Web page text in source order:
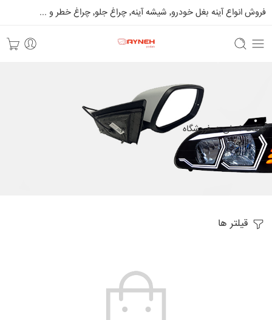
فروش انواع آینه بغل خودرو٬ شیشه آینه٬ چراغ جلو٬ چراغ خطر و ...
صفحه اصلی فروشگاه
قیلتر ها